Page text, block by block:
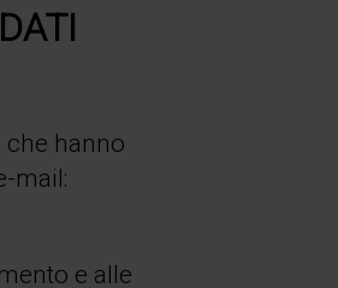
che hanno
mail:
e alle